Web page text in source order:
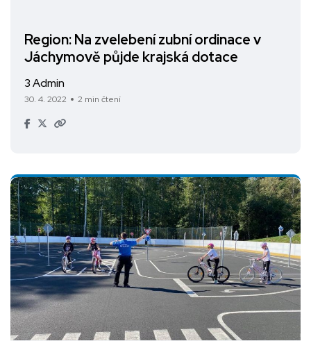
Region: Na zvelebení zubní ordinace v
Jáchymově půjde krajská dotace
3 Admin
30. 4. 2022 2 min čtení